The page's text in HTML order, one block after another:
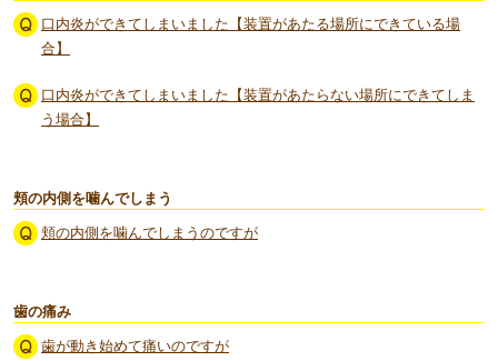
口内炎ができてしまいました【装置があたる場所にできている場
合】
口内炎ができてしまいました【装置があたらない場所にできてしま
う場合】
頬の内側を噛んでしまう
頬の内側を噛んでしまうのですが
歯の痛み
歯が動き始めて痛いのですが